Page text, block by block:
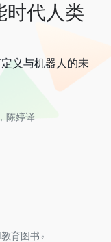
时代人类
义与机器人的未
陈婷译
教育图书